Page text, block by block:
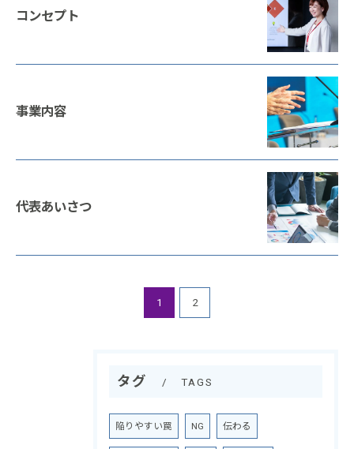
コンセプト
事業内容
代表あいさつ
1 2
タグ TAGS
陥りやすい罠 NG 伝わる